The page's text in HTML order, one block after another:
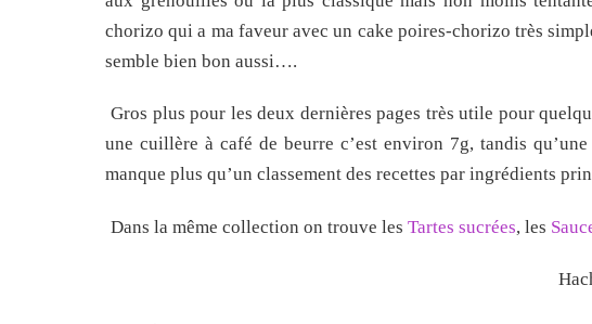
chorizo qui a ma faveur avec un cake poires-chorizo très
semble bien bon aussi….
Gros plus pour les deux dernières pages très utile pour
une cuillère à café de beurre c’est environ 7g, tandis
manque plus qu’un classement des recettes par ingrédients
Dans la même collection on trouve les Tartes sucrées, les